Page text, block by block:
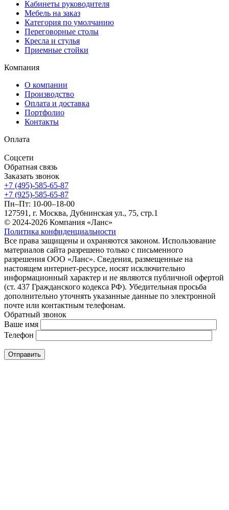
Кабинеты руководителя
Мебель на заказ
Категория по умолчанию
Переговорные столы
Кресла и стулья
Приемные стойки
Компания
О компании
Производство
Оплата и доставка
Портфолио
Контакты
Оплата
Соцсети
Обратная связь
Заказать звонок
+7 (495)-585-65-87
+7 (925)-585-65-87
Пн–Пт: 10-00–18-00
127591, г. Москва, Дубнинская ул., 75, стр.1
© 2024-2026 Компания «Ланс»
Политика конфиденциальности
Все права защищены и охраняются законом. Использование
материалов сайта разрешено только с письменного
разрешения ООО «Ланс». Сведения, размещенные на
настоящем интернет-ресурсе, носят исключительно
информационный характер и не являются публичной офертой
(ст. 437 Гражданского кодекса РФ). Убедительная просьба
дополнительно уточнять указанные данные по электронной
почте или контактным телефонам.
Обратный звонок
Ваше имя
Телефон
Отправить